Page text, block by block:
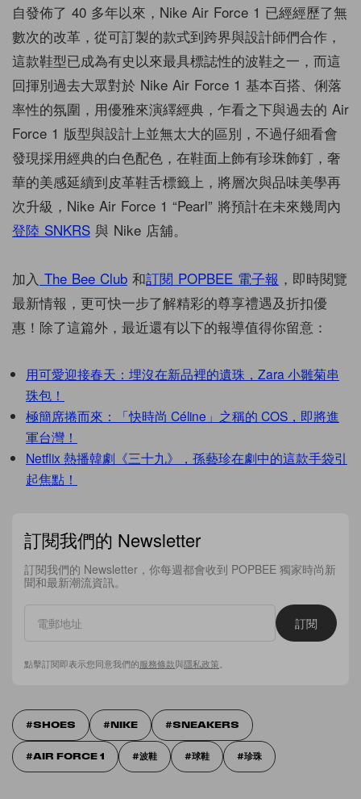
自發佈了 40 多年以來，Nike Air Force 1 已經經歷了無
數次的改革，從可訂製的款式到跨界與設計師們合作，
這款鞋型已成為有史以來最具標誌性的波鞋之一，而這
回揮別過去大眾對於 Nike Air Force 1 基本百搭、俐落
率性的氛圍，用優雅來演繹經典，乍看之下與過去的 Air
Force 1 版型與設計上並無太大的區別，不過仔細看會
發現採用經典的白色配色，在鞋面上飾有珍珠飾釘，奢
華的美感延續到皮革鞋舌標籤上，將層次與品味美學再
次升級，Nike Air Force 1 “Pearl” 將預計在未來幾周內
登陸 SNKRS 與 Nike 店舖。
加入 The Bee Club 和訂閱 POPBEE 電子報 ，即時閱覽
最新情報，更可快一步了解精彩的尊享禮遇及折扣優
惠！除了這篇外，最近還有以下的報導值得你留意：
用可愛迎接春天：埋沒在新品裡的遺珠，Zara 小雛菊串
珠包！
極簡席捲而來：「快時尚 Céline」之稱的 COS，即將進
軍台灣！
Netflix 熱播韓劇《三十九》，孫藝珍在劇中的這款手袋引
起焦點！
訂閱我們的 Newsletter
訂閱我們的 Newsletter，你每週都會收到 POPBEE 獨家時尚新
聞和最新潮流資訊。
訂閱
點擊訂閱即表示您同意我們的服務條款與隱私政策
SHOES NIKE SNEAKERS
AIR FORCE 1 波鞋 球鞋 珍珠